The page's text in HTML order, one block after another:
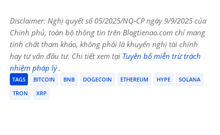
Disclaimer: Nghị quyết số 05/2025/NQ-CP ngày 9/9/2025 của
Chính phủ, toàn bộ thông tin trên Blogtienao.com chỉ mang
tính chất tham khảo, không phải là khuyến nghị tài chính
hay tư vấn đầu tư. Chi tiết xem tại Tuyên bố miễn trừ trách
nhiệm pháp lý.
TAGS BITCOIN BNB DOGECOIN ETHEREUM HYPE
SOLANA
TRON
XRP